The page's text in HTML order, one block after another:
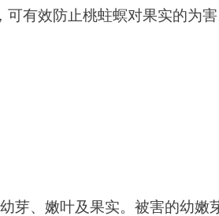
可有效防止桃蛀螟对果实的为
芽、嫩叶及果实。被害的幼